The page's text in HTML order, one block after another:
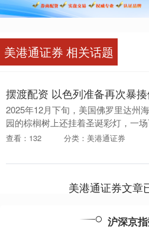
美港通证券 相关话题
2025年12月下旬，美国佛罗里达州
园的棕榈树上还挂着圣诞彩灯，一
点燃中东的密会已在酝酿。 以色列总
里，他....
查看：132 分类：美港通证券
美港通证券文章
沪深京